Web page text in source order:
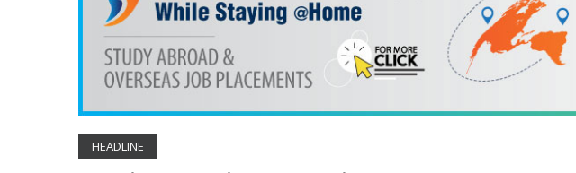
ARTS & LITERATURE
HEADLINE